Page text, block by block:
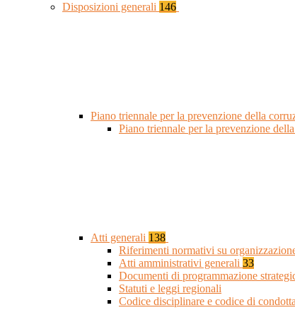
Disposizioni generali 146
Piano triennale per la prevenzione della
Piano triennale per la prevenzione
Atti generali 138
Riferimenti normativi su
Atti amministrativi generali 33
Documenti di programmazione
Statuti e leggi regionali
Codice disciplinare e codice di condotta